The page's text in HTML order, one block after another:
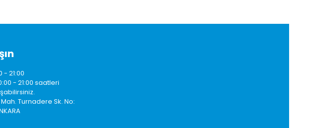
- 21:00
- 21:00 saatleri
Turnadere Sk. No: